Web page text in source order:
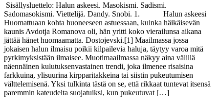
Sisällysluettelo: Halun askeesi. Masokismi. Sadismi.
Sadomasokismi. Viettelijä. Dandy. Snobi. 1. Halun askeesi
Huomattuaan kohta huoneeseen astuessaan, kuinka häikäisevän
kaunis Avdotja Romanova oli, hän yritti koko vierailunsa aikana
jättää hänet huomaamatta. Dostojevski.[1] Maailmassa jossa
jokaisen halun ilmaisu poikii kilpailevia haluja, täytyy varoa mitä
pyrkimyksistään ilmaisee. Muotimaailmassa näkyy aina välillä
näennäinen kulutuksenvastainen trendi, joka ilmenee risaisina
farkkuina, ylisuurina kirpparitakkeina tai siistin pukeutumisen
välttelemisenä. Yksi tulkinta tästä on se, että rikkaat tuntevat itsensä
paremmin kateudelta suojatuiksi, kun pukeutuvat […]